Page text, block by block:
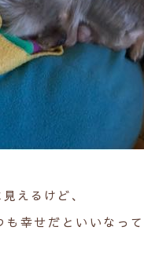
えるけど、
も幸せだといいなっ